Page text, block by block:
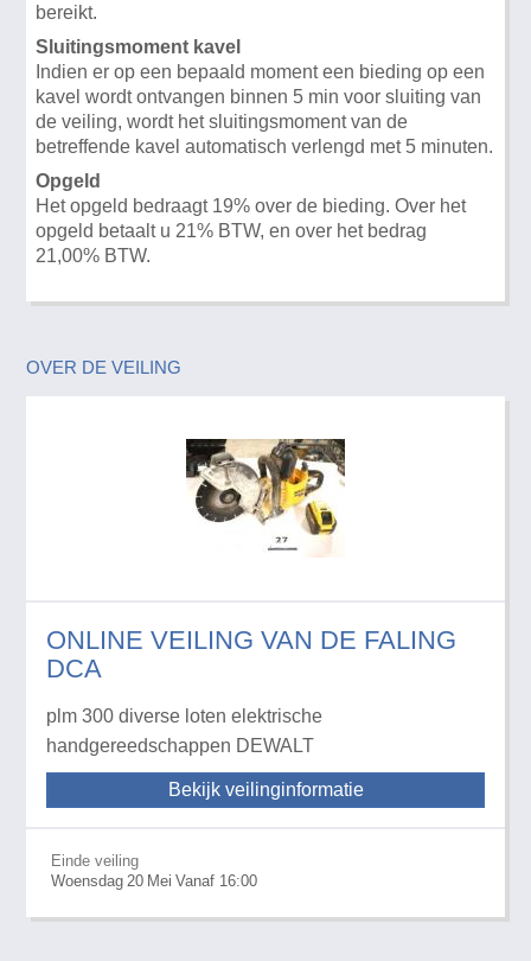
bereikt.
Sluitingsmoment kavel
Indien er op een bepaald moment een bieding op een
kavel wordt ontvangen binnen 5 min voor sluiting van
de veiling, wordt het sluitingsmoment van de
betreffende kavel automatisch verlengd met 5 minuten.
Opgeld
Het opgeld bedraagt 19% over de bieding. Over het
opgeld betaalt u 21% BTW, en over het bedrag
21,00% BTW.
OVER DE VEILING
ONLINE VEILING VAN DE FALING
DCA
plm 300 diverse loten elektrische
handgereedschappen DEWALT
Bekijk veilinginformatie
Einde veiling
Woensdag 20 Mei Vanaf 16:00